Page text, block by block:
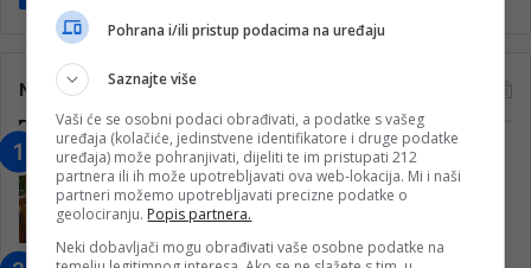
Najčitanije
“Obrazovanje gradi BiH-Jovan Divjak“
– Konjic je u posljednje 22 godine imao
25 ​​stipendista
Pohrana i/ili pristup podacima na uređaju
Saznajte više
Vaši će se osobni podaci obrađivati, a podatke s vašeg
uređaja (kolačiće, jedinstvene identifikatore i druge podatke
uređaja) može pohranjivati, dijeliti te im pristupati 212
partnera ili ih može upotrebljavati ova web-lokacija. Mi i naši
partneri možemo upotrebljavati precizne podatke o
geolociranju. Popis partnera.
Neki dobavljači mogu obrađivati vaše osobne podatke na